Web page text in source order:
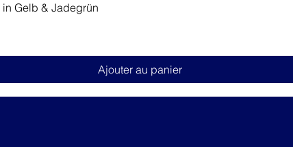
Gelb & Jadegrün
Ajouter au panier